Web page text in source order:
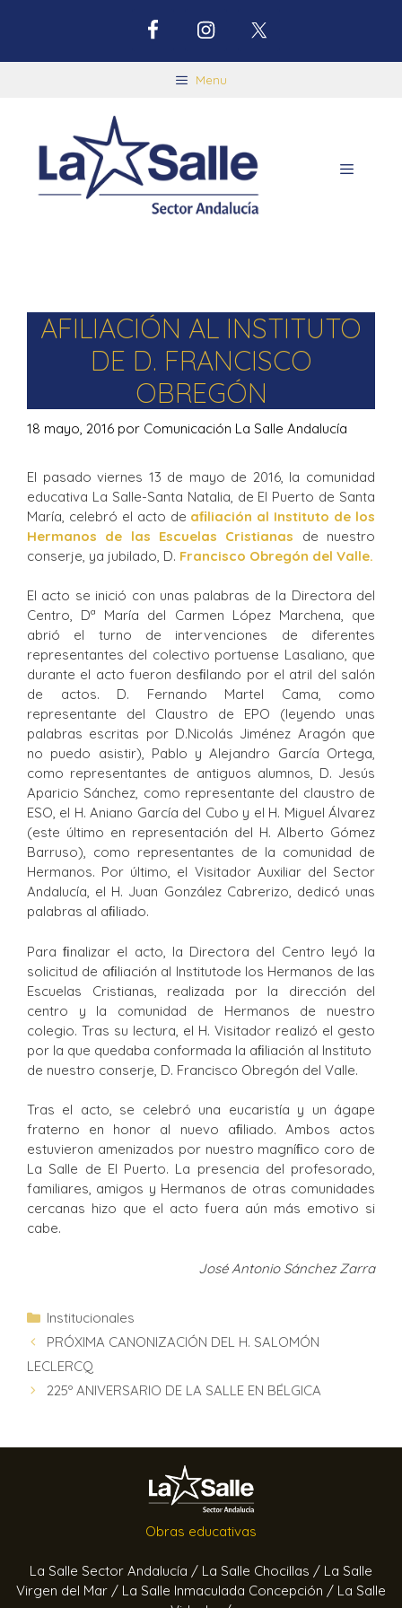
Menu
AFILIACIÓN AL INSTITUTO
DE D. FRANCISCO
OBREGÓN
18 mayo, 2016 por Comunicación La Salle Andalucía
El pasado viernes 13 de mayo de 2016, la comunidad
educativa La Salle-Santa Natalia, de El Puerto de Santa
María, celebró el acto de aﬁliación al Instituto de los
Hermanos de las Escuelas Cristianas de nuestro
conserje, ya jubilado, D. Francisco Obregón del Valle.
El acto se inició con unas palabras de la Directora del
Centro, Dª María del Carmen López Marchena, que
abrió el turno de intervenciones de diferentes
representantes del colectivo portuense Lasaliano, que
durante el acto fueron desﬁlando por el atril del salón
de actos. D. Fernando Martel Cama, como
representante del Claustro de EPO (leyendo unas
palabras escritas por D.Nicolás Jiménez Aragón que
no puedo asistir), Pablo y Alejandro García Ortega,
como representantes de antiguos alumnos, D. Jesús
Aparicio Sánchez, como representante del claustro de
ESO, el H. Aniano García del Cubo y el H. Miguel Álvarez
(este último en representación del H. Alberto Gómez
Barruso), como representantes de la comunidad de
Hermanos. Por último, el Visitador Auxiliar del Sector
Andalucía, el H. Juan González Cabrerizo, dedicó unas
palabras al aﬁliado.
Para ﬁnalizar el acto, la Directora del Centro leyó la
solicitud de aﬁliación al Institutode los Hermanos de las
Escuelas Cristianas, realizada por la dirección del
centro y la comunidad de Hermanos de nuestro
colegio. Tras su lectura, el H. Visitador realizó el gesto
por la que quedaba conformada la aﬁliación al Instituto
de nuestro conserje, D. Francisco Obregón del Valle.
Tras el acto, se celebró una eucaristía y un ágape
fraterno en honor al nuevo aﬁliado. Ambos actos
estuvieron amenizados por nuestro magníﬁco coro de
La Salle de El Puerto. La presencia del profesorado,
familiares, amigos y Hermanos de otras comunidades
cercanas hizo que el acto fuera aún más emotivo si
cabe.
José Antonio Sánchez Zarra
Institucionales
PRÓXIMA CANONIZACIÓN DEL H. SALOMÓN
LECLERCQ
225º ANIVERSARIO DE LA SALLE EN BÉLGICA
Obras educativas
La Salle Sector Andalucía / La Salle Chocillas / La Salle
Virgen del Mar / La Salle Inmaculada Concepción / La Salle